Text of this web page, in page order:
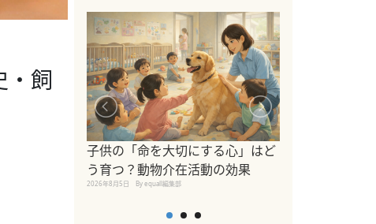
・飼
子供の「命を大切にする心」はど
う育つ？動物介在活動の効果
2026年8月5日 By equall編集部